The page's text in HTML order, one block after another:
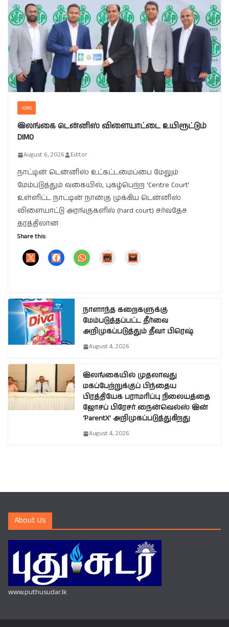
JOBS
இலங்கை டென்னிஸ் விளையாட்டை உயிரூட்டும்
DIMO
August 6, 2026 Editor
நாட்டின் டென்னிஸ் உட்கட்டமைப்பை மேலும்
மேம்படுத்தும் வகையில், புகழ்பெற்ற ‘Centre Court’
உள்ளிட்ட நாட்டின் நான்கு முக்கிய டென்னிஸ்
விளையாட்டு அரங்குகளில் (hard court) சர்வதேச
தரத்திலான
Share this:
நாளாந்த கறைகளுக்கு
மேம்படுத்தப்பட்ட தீர்வை
அறிமுகப்படுத்தும் தீவா பிரெஷ்
August 4, 2026
இலங்கையில் முதலாவது
மகப்பேற்றுக்குப் பிந்தைய
பிரத்தியேக பராமரிப்பு நிலையத்தை
ஜோசப் பிரேசர் நைன்வெல்ஸ் இன்
‘ParentX’ அறிமுகப்படுத்துகிறது
August 4, 2026
About Us
www.puthusudar.lk